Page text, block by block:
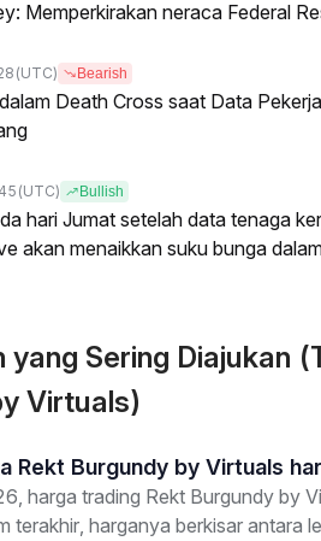
Memperkirakan neraca Federal
(UTC) Bearish
Death Cross saat Data
(UTC) Bullish
hari Jumat setelah data tenaga
akan menaikkan suku bunga
yang Sering Diajukan
Virtuals)
Rekt Burgundy by Virtuals
harga trading Rekt Burgundy by
terakhir, harganya berkisar